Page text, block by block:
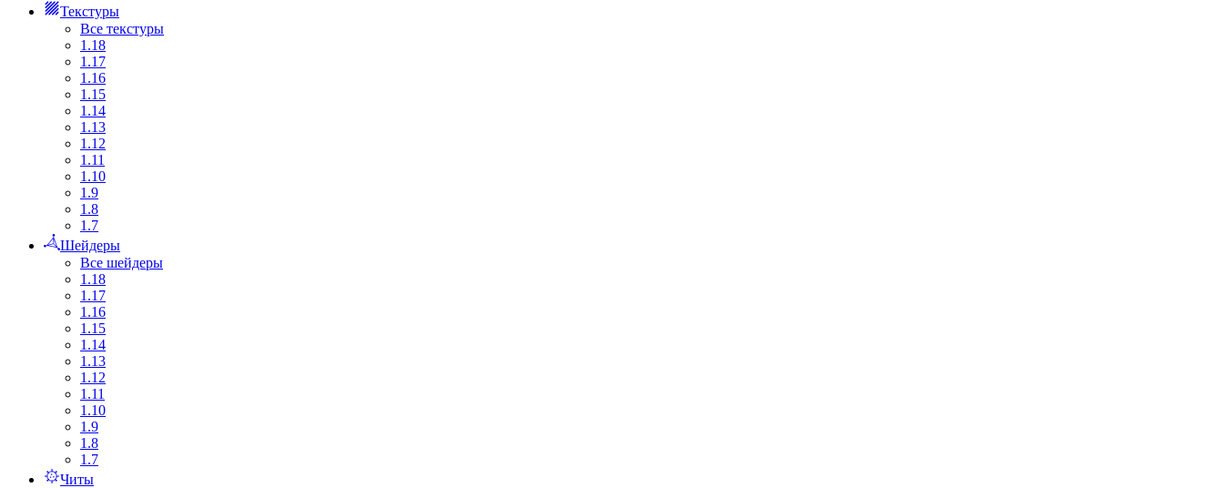
Текстуры
Все текстуры
1.18
1.17
1.16
1.15
1.14
1.13
1.12
1.11
1.10
1.9
1.8
1.7
Шейдеры
Все шейдеры
1.18
1.17
1.16
1.15
1.14
1.13
1.12
1.11
1.10
1.9
1.8
1.7
Читы